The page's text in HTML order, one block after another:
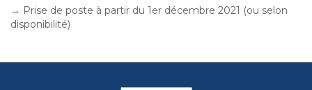
→ Prise de poste à partir du 1er décembre 2021 (ou selon
disponibilité)